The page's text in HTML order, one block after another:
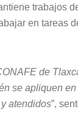
trabajos
en tareas
de
se apliquen
atendidos”,